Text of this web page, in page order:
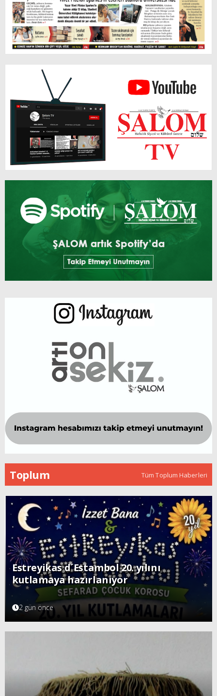
Toplum Tüm Toplum Haberleri
Estreyikas d´Estambol 20. yılını
kutlamaya hazırlanıyor
2 gün önce